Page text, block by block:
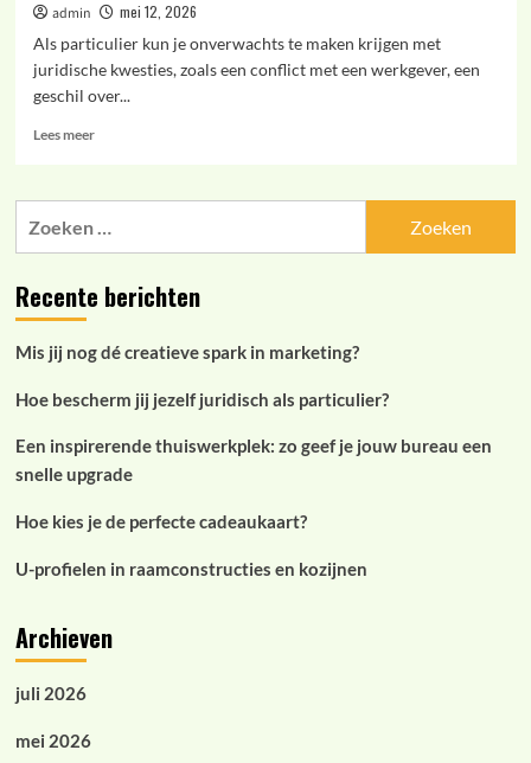
admin
mei 12, 2026
Als particulier kun je onverwachts te maken krijgen met
juridische kwesties, zoals een conflict met een werkgever, een
geschil over...
Lees meerLees
Hoe
juridisch
als
Recente berichten
Mis jij nog dé creatieve spark in marketing?
Hoe bescherm jij jezelf juridisch als particulier?
Een inspirerende thuiswerkplek: zo geef je jouw bureau een
snelle upgrade
Hoe kies je de perfecte cadeaukaart?
U-profielen in raamconstructies en kozijnen
Archieven
juli 2026
mei 2026